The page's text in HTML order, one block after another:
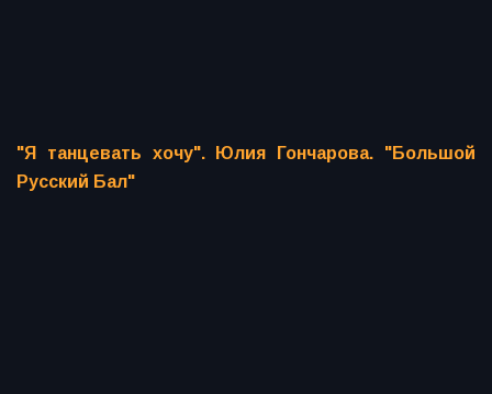
"Я танцевать хочу". Юлия Гончарова. "Большой
Русский Бал"